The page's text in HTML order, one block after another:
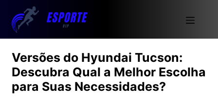
Versões do Hyundai Tucson:
Descubra Qual a Melhor Escolha
para Suas Necessidades?